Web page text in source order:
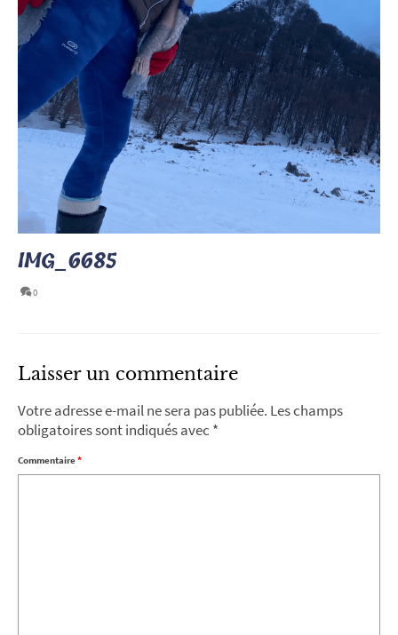
IMG_6685
0
Laisser un commentaire
Votre adresse e-mail ne sera pas publiée. Les champs
obligatoires sont indiqués avec *
Commentaire*